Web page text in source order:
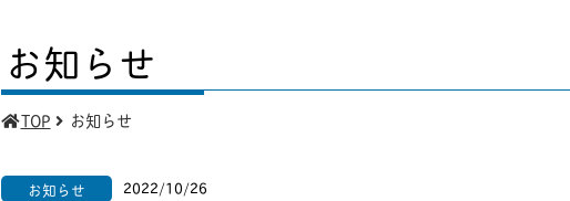
お知らせ
TOP お知らせ
お知らせ 2022/10/26